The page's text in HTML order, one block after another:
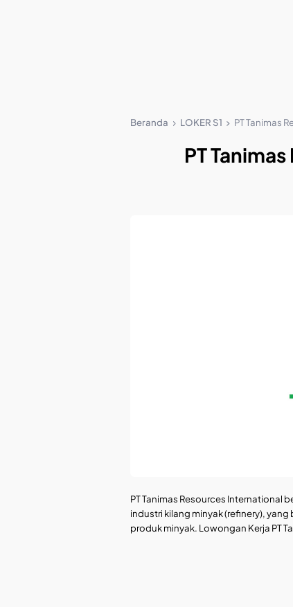
Beranda LOKER S1 PT Tanimas
PT
PT Tanimas Resources International
industri kilang minyak (refinery),
produk minyak. Lowongan Kerja PT